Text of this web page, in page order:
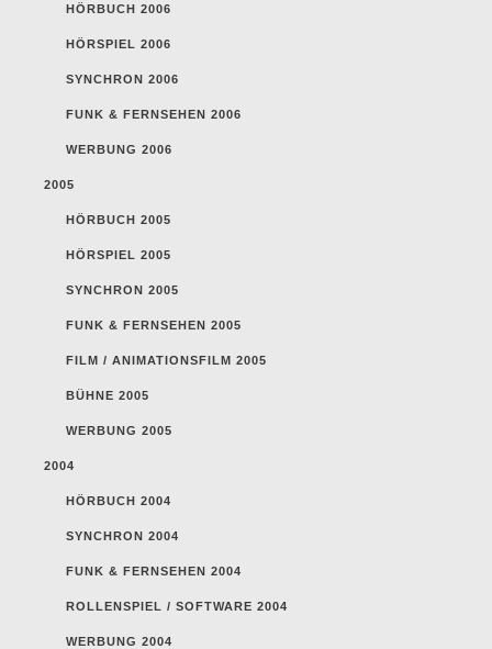
HÖRBUCH 2006
HÖRSPIEL 2006
SYNCHRON 2006
FUNK & FERNSEHEN 2006
WERBUNG 2006
2005
HÖRBUCH 2005
HÖRSPIEL 2005
SYNCHRON 2005
FUNK & FERNSEHEN 2005
FILM / ANIMATIONSFILM 2005
BÜHNE 2005
WERBUNG 2005
2004
HÖRBUCH 2004
SYNCHRON 2004
FUNK & FERNSEHEN 2004
ROLLENSPIEL / SOFTWARE 2004
WERBUNG 2004